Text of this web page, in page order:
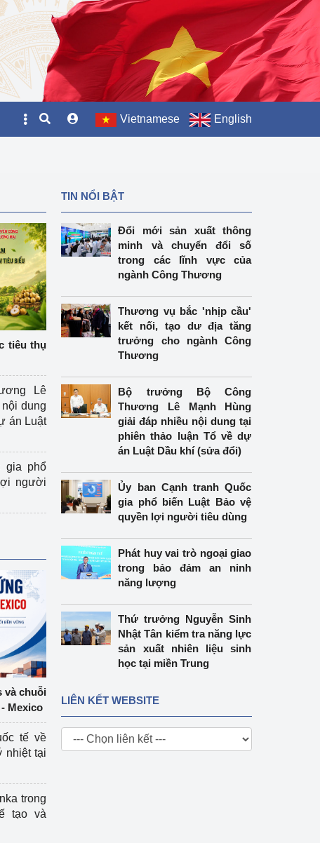
Vietnamese English
tiêu thụ
Lê
dung
án Luật
gia phổ
người
và chuỗi
Mexico
tế về
nhiệt tại
trong
tạo và
TIN NỔI BẬT
Đổi mới sản xuất thông
minh và chuyển đổi số
trong các lĩnh vực của
ngành Công Thương
Thương vụ bắc 'nhịp cầu'
kết nối, tạo dư địa tăng
trưởng cho ngành Công
Thương
Bộ trưởng Bộ Công
Thương Lê Mạnh Hùng
giải đáp nhiều nội dung tại
phiên thảo luận Tổ về dự
án Luật Dầu khí (sửa đổi)
Ủy ban Cạnh tranh Quốc
gia phổ biến Luật Bảo vệ
quyền lợi người tiêu dùng
Phát huy vai trò ngoại giao
trong bảo đảm an ninh
năng lượng
Thứ trưởng Nguyễn Sinh
Nhật Tân kiểm tra năng lực
sản xuất nhiên liệu sinh
học tại miền Trung
LIÊN KẾT WEBSITE